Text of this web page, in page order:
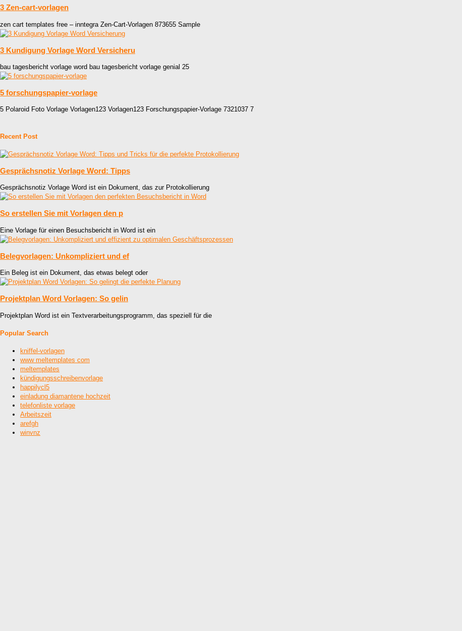
3 Zen-cart-vorlagen
zen cart templates free – inntegra Zen-Cart-Vorlagen 873655 Sample
3 Kundigung Vorlage Word Versicheru
bau tagesbericht vorlage word bau tagesbericht vorlage genial 25
5 forschungspapier-vorlage
5 Polaroid Foto Vorlage Vorlagen123 Vorlagen123 Forschungspapier-Vorlage 7321037 7
Recent Post
Gesprächsnotiz Vorlage Word: Tipps
Gesprächsnotiz Vorlage Word ist ein Dokument, das zur Protokollierung
So erstellen Sie mit Vorlagen den p
Eine Vorlage für einen Besuchsbericht in Word ist ein
Belegvorlagen: Unkompliziert und ef
Ein Beleg ist ein Dokument, das etwas belegt oder
Projektplan Word Vorlagen: So gelin
Projektplan Word ist ein Textverarbeitungsprogramm, das speziell für die
Popular Search
kniffel-vorlagen
www meltemplates com
meltemplates
kündigungsschreibenvorlage
happilycl5
einladung diamantene hochzeit
telefonliste vorlage
Arbeitszeit
arefgh
winvnz